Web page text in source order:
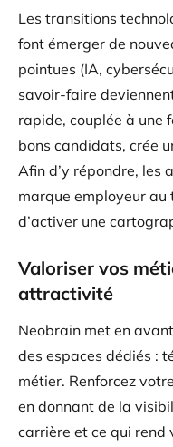
Les transitions
font émerger de
pointues (IA,
savoir-faire
rapide, couplée à une
bons candidats, crée
Afin d’y répondre, les
marque employeur
d’activer une
Valoriser vos
attractivité
Neobrain met en
des espaces dédiés :
métier. Renforcez
en donnant de la
carrière et ce qui rend